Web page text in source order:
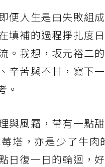
便人生是由失敗組
填補的過程掙扎度
。我想，坂元裕二
辛苦與不甘，寫下
。
與風霜，帶有一點
塔，亦是少了牛
日復一日的輪迴